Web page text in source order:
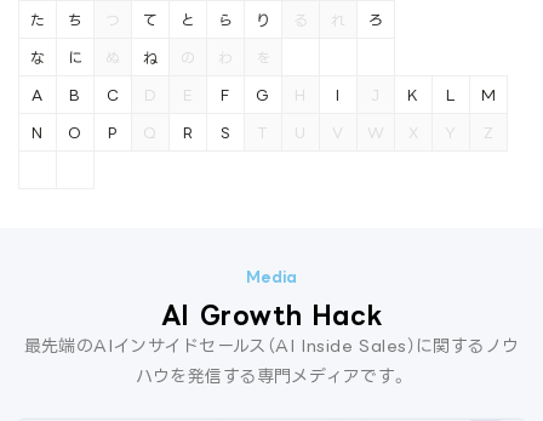
た ち つ て と
な に ぬ ね の
ら り る れ ろ
わ を
A B C D E F G H I J K L M
N O P Q R S T U V W X Y Z
AI Growth Hack
最先端のAIインサイドセールス（AI Inside Sales）に関するノウ
ハウを発信する専門メディアです。